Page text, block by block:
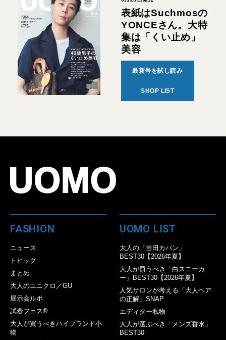
表紙はSuchmosの
YONCEさん。大特
集は「くい止め」
美容
最新号を試し読み
SHOP LIST
FASHION
ニュース
トピック
まとめ
大人のユニクロ／GU
展示会ルポ
試着フェス®︎
大人が買うべきハイブランド小
物
UOMO LIST
大人の「吉田カバン」
BEST30【2026年夏】
大人が買うべき「白スニーカ
ー」BEST30【2026年夏】
人気サロンが考える「大人ヘア
の正解」SNAP
エディター私物
大人が選ぶべき「メンズ香水」
BEST30